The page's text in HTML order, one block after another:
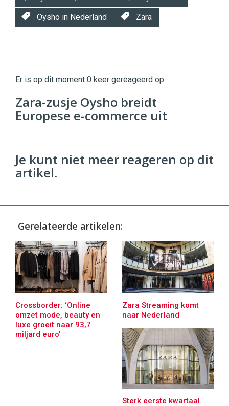
Oysho in Nederland Zara
|
Digital
Commercehttps://twinklemagazine.nl
9654
Er is op dit moment 0 keer gereageerd op:
Zara-zusje Oysho breidt
Europese e-commerce uit
Je kunt niet meer reageren op dit
artikel.
Gerelateerde artikelen:
Crossborder: ‘Online
omzet mode, beauty en
luxe groeit naar 93,7
miljard euro’
Zara Streaming komt
naar Nederland
Sterk eerste kwartaal